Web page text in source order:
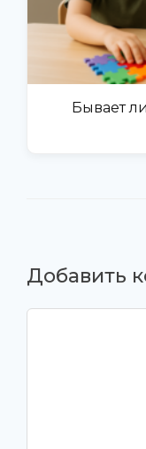
Бывает
Добавить